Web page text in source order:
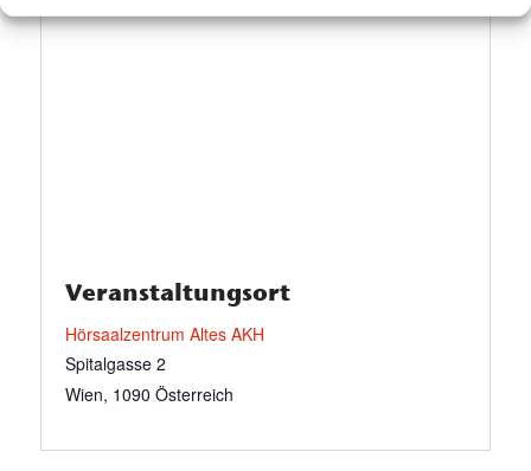
Veranstaltungsort
Hörsaalzentrum Altes AKH
Spitalgasse 2
Wien, 1090 Österreich